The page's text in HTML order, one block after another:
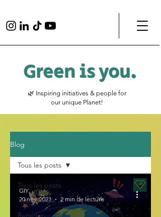
Green isyou.
🌿 Inspiring initiatives & people for
our unique Planet!
Blog
Tous les posts
Technologie
Tous les posts
GIY
20 nov. 2023
2 min de lecture